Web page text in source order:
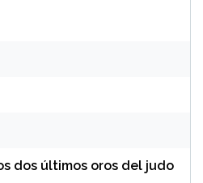
dos últimos oros del judo